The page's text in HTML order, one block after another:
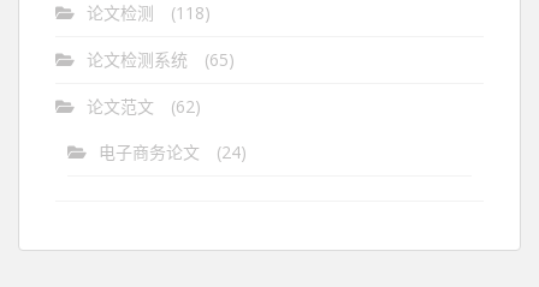
论文检测 (118)
论文检测系统 (65)
论文范文
(62)
电子商务论文
(24)